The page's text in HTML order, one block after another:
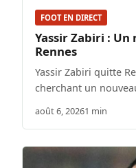
FOOT EN DIRECT
Yassir Zabiri :
Rennes
Yassir Zabiri quitte
cherchant un
août 6, 20261 min